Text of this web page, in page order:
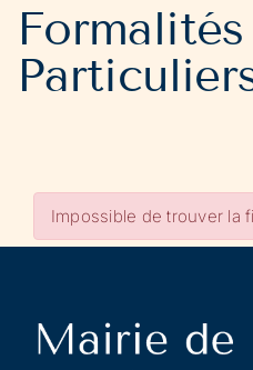
Impossible de trouver la